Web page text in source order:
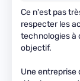
Ce n'est pas
respecter les
technologies à
objectif.
Une entreprise